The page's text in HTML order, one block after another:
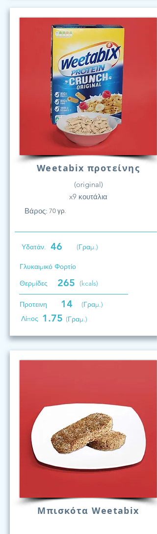
Weetabix προτείνης
(original)
x9 κουτάλια
Βάρος: 70 γρ.
Υδατάν. 46 (Γραμ.)
Γλυκαιμικό Φορτίο
Θερμίδες
265 (kcals)
Προτεινη 14
(Γραμ.)
Λίπος 1.75 (Γραμ.)
Μπισκότα Weetabix